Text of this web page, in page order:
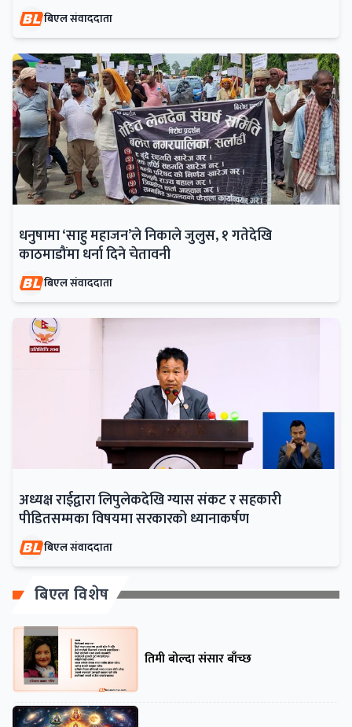
बिएल संवाददाता
धनुषामा ‘साहु महाजन’ले निकाले जुलुस, १ गतेदेखि
काठमाडौंमा धर्ना दिने चेतावनी
बिएल संवाददाता
अध्यक्ष राईद्वारा लिपुलेकदेखि ग्यास संकट र सहकारी
पीडितसम्मका विषयमा सरकारको ध्यानाकर्षण
बिएल संवाददाता
बिएल विशेष
तिमी बोल्दा संसार बाँच्छ